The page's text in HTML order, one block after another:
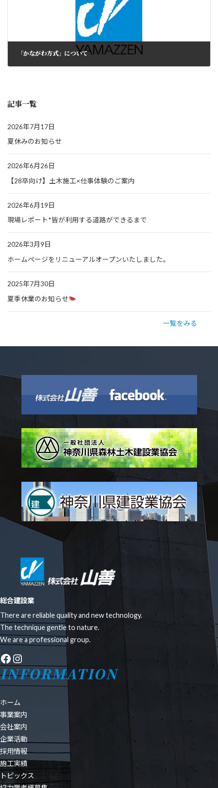
「かながわ方式」について
記事一覧
2026年7月17日
夏休みのお知らせ
2026年6月26日
【28卒向け】土木施工×仕事体験のご案内
2026年6月19日
現場レポート*皆が利用する道路ができるまで
2026年3月9日
ホームページをリニューアルオープンいたしました。
2025年7月30日
夏季休業のお知らせ
一覧をみる
総合建設業
There are reliable quality and new technology.
The technique gentle to nature.
We are a professional group.
Facebook
Instagram
INFORMATION
ホーム
事業案内
会社案内
企業活動
採用情報
施工実績
トピックス